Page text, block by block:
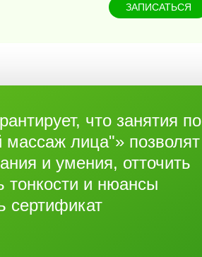
ЗАПИСАТЬСЯ
что занятия по
лица"» позволят
и умения, отточить
тонкости и нюансы
сертификат